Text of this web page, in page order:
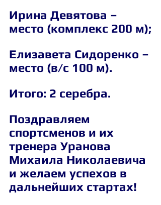
Ирина Девятова –
место (комплекс 200 м);
Елизавета Сидоренко –
место (в/с 100 м).
Итого: 2 серебра.
Поздравляем
спортсменов и их
тренера Уранова
Михаила Николаевича
и желаем успехов в
дальнейших стартах!